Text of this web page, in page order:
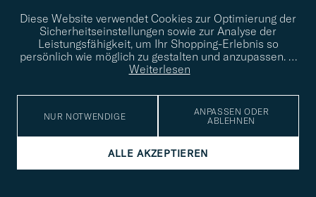
Diese Website verwendet Cookies zur Optimierung der
Sicherheitseinstellungen sowie zur Analyse der
Leistungsfähigkeit, um Ihr Shopping-Erlebnis so
persönlich wie möglich zu gestalten und anzupassen. …
Weiterlesen
NUR NOTWENDIGE
ANPASSEN ODER
ABLEHNEN
ALLE AKZEPTIEREN
info@careofcarl.de
Benötigen Sie Hilfe bei der Suche nach Ihrem persönlichen Stil?
Wenden Sie sich an uns, wir helfen Ihnen gerne weiter!